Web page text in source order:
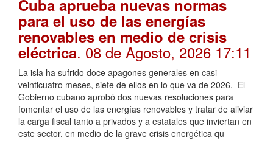
Cuba aprueba nuevas normas
para el uso de las energías
renovables en medio de crisis
eléctrica. 08 de Agosto, 2026 17:11
La isla ha sufrido doce apagones generales en casi
veinticuatro meses, siete de ellos en lo que va de 2026. El
Gobierno cubano aprobó dos nuevas resoluciones para
fomentar el uso de las energías renovables y tratar de aliviar
la carga fiscal tanto a privados y a estatales que inviertan en
este sector, en medio de la grave crisis energética qu